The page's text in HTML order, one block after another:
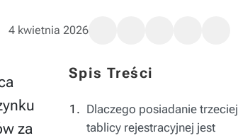
4 kwietnia 2026
Spis Treści
Dlaczego posiadanie trzeciej
tablicy rejestracyjnej jest
za